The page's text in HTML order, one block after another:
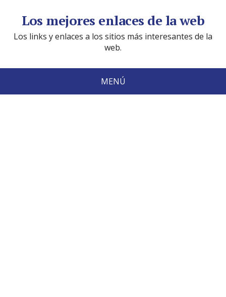
Los mejores enlaces de la web
Los links y enlaces a los sitios más interesantes de la
web.
MENÚ